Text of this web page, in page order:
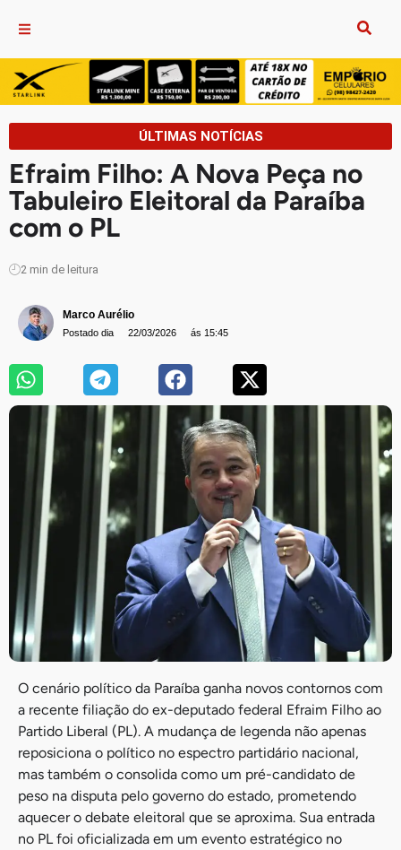
ÚLTIMAS NOTÍCIAS
Efraim Filho: A Nova Peça no
Tabuleiro Eleitoral da Paraíba
com o PL
2 min de leitura
Marco Aurélio
Postado dia 22/03/2026 ás 15:45
O cenário político da Paraíba ganha novos contornos com
a recente filiação do ex-deputado federal Efraim Filho ao
Partido Liberal (PL). A mudança de legenda não apenas
reposiciona o político no espectro partidário nacional,
mas também o consolida como um pré-candidato de
peso na disputa pelo governo do estado, prometendo
aquecer o debate eleitoral que se aproxima. Sua entrada
no PL foi oficializada em um evento estratégico no